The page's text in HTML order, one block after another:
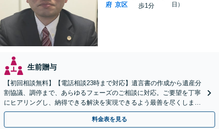
府 京区
歩1分
日）
生前贈与
【初回相談無料】【電話相談23時まで対応】遺言書の作成から遺産分
割協議、調停まで、あらゆるフェーズのご相談に対応。ご要望を丁寧
にヒアリングし、納得できる解決を実現できるよう最善を尽くします
【夜間・休日対応可】【西大路御池駅徒歩1分】
料金表を見る